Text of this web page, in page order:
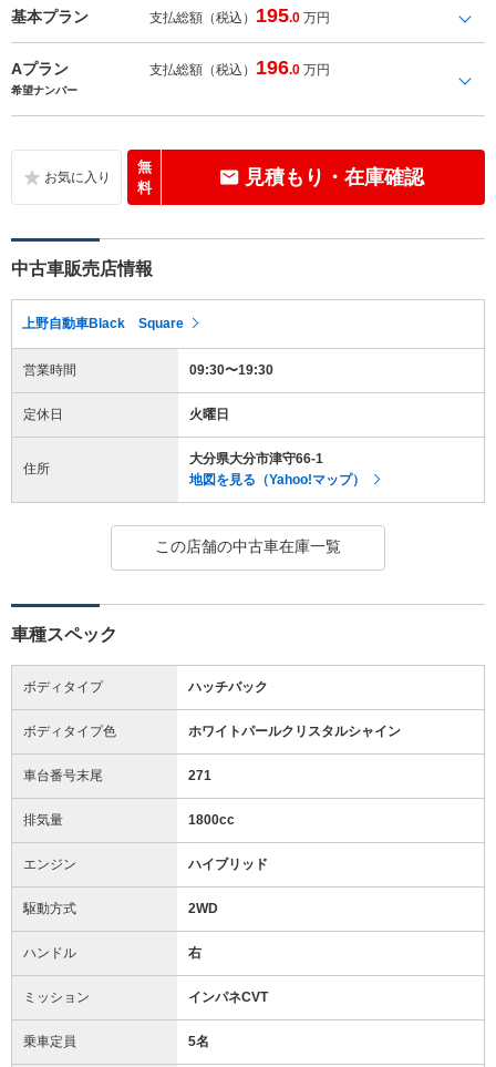
基本プラン 支払総額（税込） 195.0 万円
Aプラン 支払総額（税込） 196.0 万円
希望ナンバー
無
料
見積もり・在庫確認
中古車販売店情報
上野自動車Black Square
営業時間 09:30〜19:30
定休日 火曜日
住所
大分県大分市津守66-1
地図を見る（Yahoo!マップ）
この店舗の中古車在庫一覧
車種スペック
ボディタイプ ハッチバック
ボディタイプ色 ホワイトパールクリスタルシャイン
車台番号末尾 271
排気量 1800cc
エンジン ハイブリッド
駆動方式 2WD
ハンドル 右
ミッション インパネCVT
乗車定員 5名